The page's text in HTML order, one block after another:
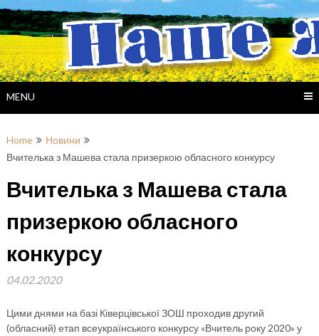
Skip
to
content
MENU
Home
Новини
Вчителька з Машева стала призеркою обласного конкурсу
Вчителька з Машева стала
призеркою обласного
конкурсу
04.02.2020
Цими днями на базі Ківерцівської ЗОШ проходив другий
(обласний) етап всеукраїнського конкурсу «Вчитель року 2020» у